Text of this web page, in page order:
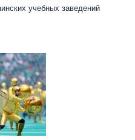
учебных заведений